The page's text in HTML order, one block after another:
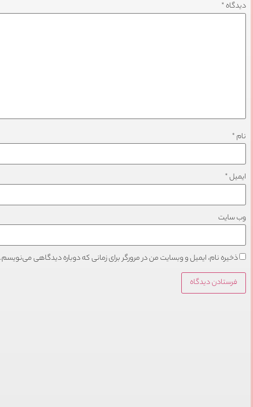
دیدگاه *
نام *
ایمیل*
وب‌ سایت
ذخیره نام، ایمیل و وبسایت من در مرورگر برای زمانی که دوباره دیدگاهی می‌نویسم.